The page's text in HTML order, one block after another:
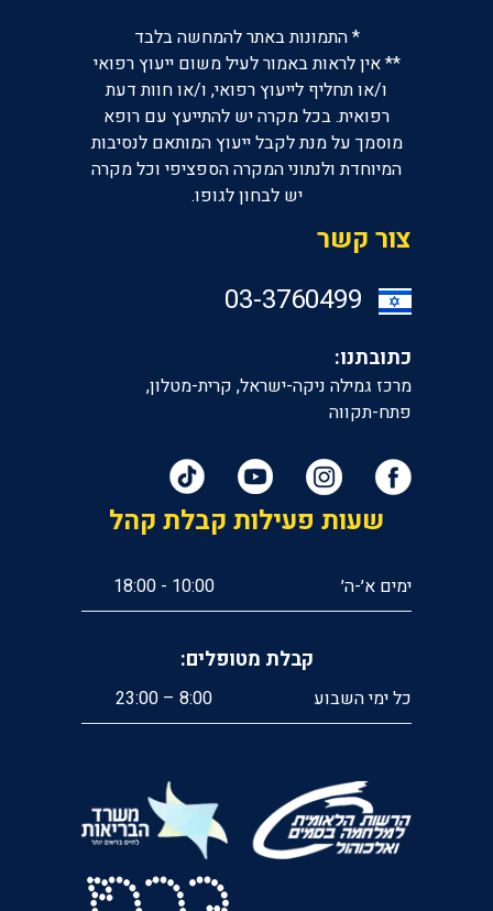
* התמונות באתר להמחשה בלבד
** אין לראות באמור לעיל משום ייעוץ רפואי
ו/או תחליף לייעוץ רפואי, ו/או חוות דעת
רפואית. בכל מקרה יש להתייעץ עם רופא
מוסמך על מנת לקבל ייעוץ המותאם לנסיבות
המיוחדת ולנתוני המקרה הספציפי וכל מקרה
יש לבחון לגופו.
צור קשר
‎03-3760499
כתובתנו:
מרכז גמילה ניקה-ישראל, קרית-מטלון,
פתח-תקווה
שעות פעילות קבלת קהל
ימים א׳-ה׳ 10:00 - 18:00
קבלת מטופלים:
כל ימי השבוע 8:00 – 23:00